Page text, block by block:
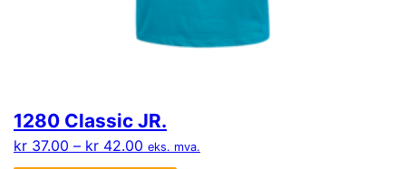
1280 Classic JR.
kr 37.00 – kr 42.00 eks. mva.